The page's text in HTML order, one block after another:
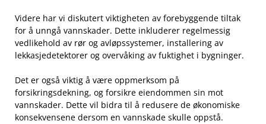
Videre ‍har vi ⁢diskutert viktigheten ​av forebyggende tiltak​
for å unngå vannskader. Dette inkluderer regelmessig
vedlikehold av rør og avløpssystemer, installering av
⁣lekkasjedetektorer og overvåking ‍av⁢ fuktighet i ⁤bygninger.
Det er også viktig å være oppmerksom ‌på⁣
forsikringsdekning, og forsikre eiendommen sin‍ mot
⁣vannskader. Dette ⁣vil bidra‍ til å redusere de⁣ økonomiske
konsekvensene dersom en vannskade skulle oppstå. ⁢